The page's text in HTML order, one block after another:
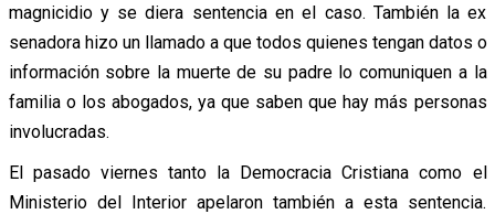
magnicidio y se diera sentencia en el caso. También la ex
senadora hizo un llamado a que todos quienes tengan datos o
información sobre la muerte de su padre lo comuniquen a la
familia o los abogados, ya que saben que hay más personas
involucradas.
El pasado viernes tanto la Democracia Cristiana como el
Ministerio del Interior apelaron también a esta sentencia.